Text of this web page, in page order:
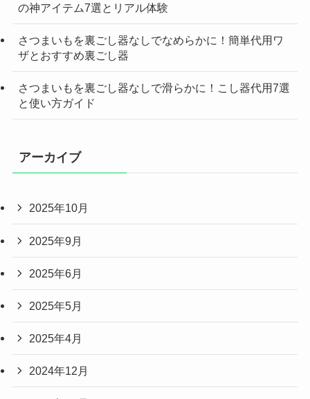
の神アイテム7選とリアル体験
さつまいもを裏ごし器なしでなめらかに！簡単代用ワ
ザとおすすめ裏ごし器
さつまいもを裏ごし器なしで滑らかに！こし器代用7選
と使い方ガイド
アーカイブ
2025年10月
2025年9月
2025年6月
2025年5月
2025年4月
2024年12月